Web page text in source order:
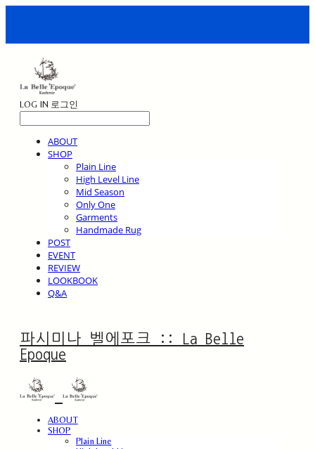
LOG IN 로그인
ABOUT
SHOP
Plain Line
High Level Line
Mid Season
Only One
Garments
Handmade Rug
POST
EVENT
REVIEW
LOOKBOOK
Q&A
파시미나 벨에포크 :: La Belle
Epoque
ABOUT
SHOP
Plain Line